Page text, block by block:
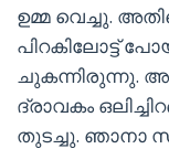
ഉമ്മ വെച്ചു.
പിറകിലോട്ട്
ചുകന്നിരുന്നു.
ദ്രാവകം
തുടച്ചു. ഞാനാ